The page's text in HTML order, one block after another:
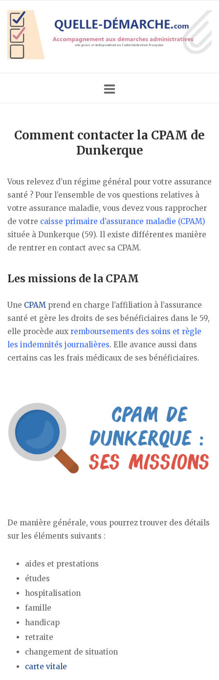
content
Home
Comment contacter la CPAM de
Dunkerque
Vous relevez d’un régime général pour votre assurance
santé ? Pour l’ensemble de vos questions relatives à
votre assurance maladie, vous devez vous rapprocher
de votre caisse primaire d’assurance maladie (CPAM)
située à Dunkerque (59). Il existe différentes manière
de rentrer en contact avec sa CPAM.
Les missions de la CPAM
Une CPAM prend en charge l’affiliation à l’assurance
santé et gère les droits de ses bénéficiaires dans le 59,
elle procède aux remboursements des soins et règle
les indemnités journalières. Elle avance aussi dans
certains cas les frais médicaux de ses bénéficiaires.
De manière générale, vous pourrez trouver des détails
sur les éléments suivants :
aides et prestations
études
hospitalisation
famille
handicap
retraite
changement de situation
carte vitale